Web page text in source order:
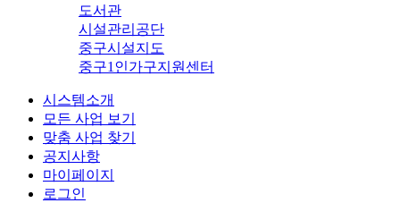
도서관
시설관리공단
중구시설지도
중구1인가구지원센터
시스템소개
모든 사업 보기
맞춤 사업 찾기
공지사항
마이페이지
로그인